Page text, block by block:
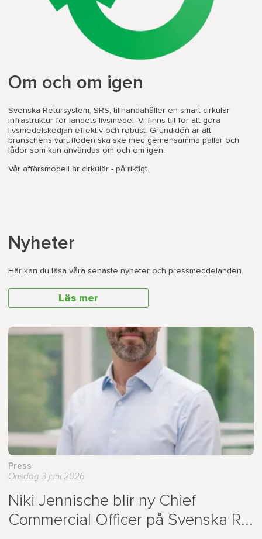
Om och om igen
Svenska Retursystem, SRS, tillhandahåller en smart cirkulär
infrastruktur för landets livsmedel. Vi finns till för att göra
livsmedelskedjan effektiv och robust. Grundidén är att
branschens varuflöden ska ske med gemensamma pallar och
lådor som kan användas om och om igen.
Vår affärsmodell är cirkulär - på riktigt.
Nyheter
Här kan du läsa våra senaste nyheter och pressmeddelanden.
Läs mer
Press
Onsdag 3 juni 2026
Niki Jennische blir ny Chief
Commercial Officer på Svenska R...